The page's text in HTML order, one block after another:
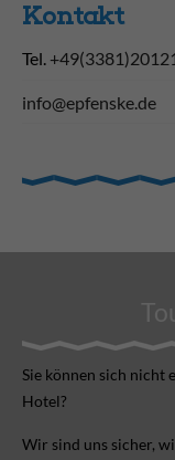
Kontakt
Tel.
info@epfenske.de
Sie können sich nicht
Hotel?
Wir sind uns sicher,